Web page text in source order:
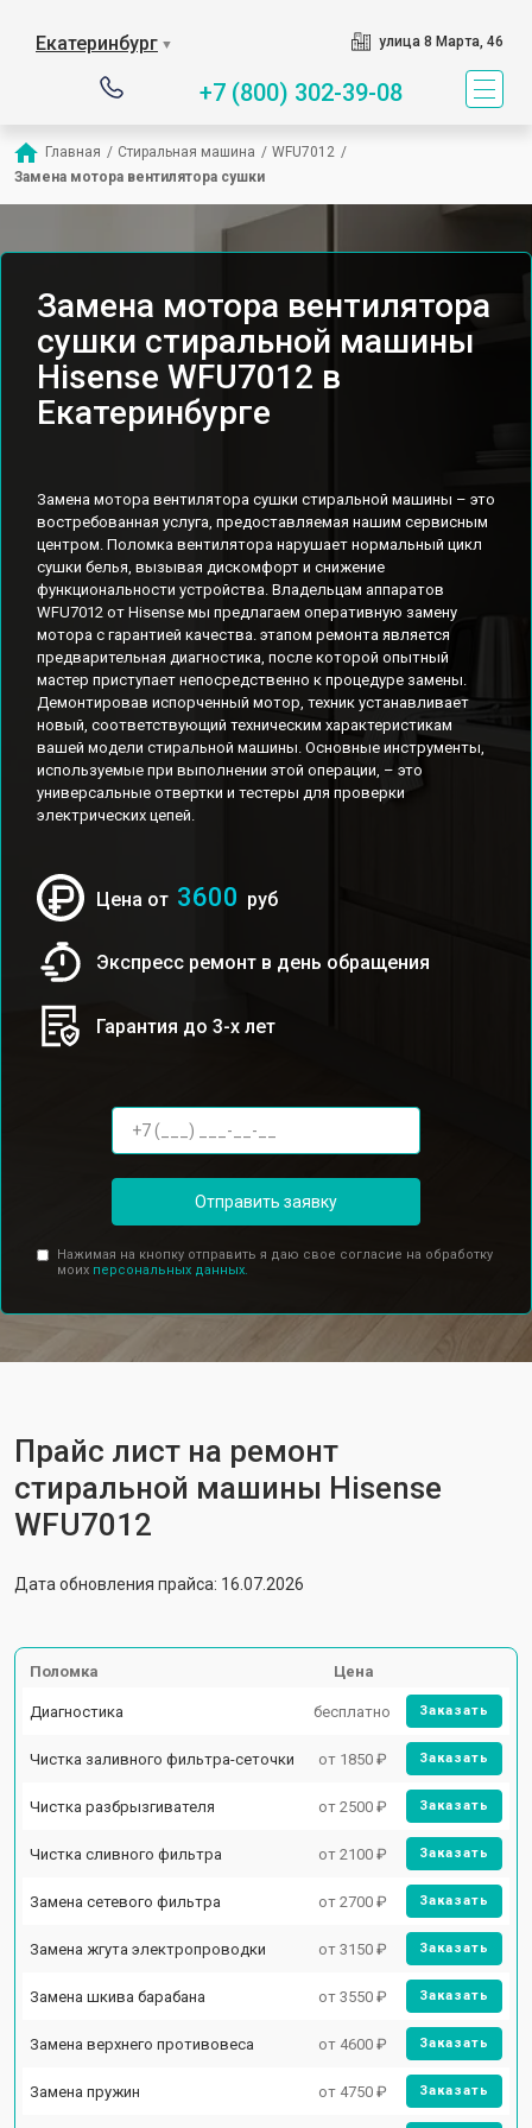
Екатеринбург ▼ улица 8 Марта, 46
+7 (800) 302-39-08
Главная / Стиральная машина / WFU7012 /
Замена мотора вентилятора сушки
Замена мотора вентилятора
сушки стиральной машины
Hisense WFU7012 в
Екатеринбурге
Замена мотора вентилятора сушки стиральной машины – это
востребованная услуга, предоставляемая нашим сервисным
центром. Поломка вентилятора нарушает нормальный цикл
сушки белья, вызывая дискомфорт и снижение
функциональности устройства. Владельцам аппаратов
WFU7012 от Hisense мы предлагаем оперативную замену
мотора с гарантией качества. этапом ремонта является
предварительная диагностика, после которой опытный
мастер приступает непосредственно к процедуре замены.
Демонтировав испорченный мотор, техник устанавливает
новый, соответствующий техническим характеристикам
вашей модели стиральной машины. Основные инструменты,
используемые при выполнении этой операции, – это
универсальные отвертки и тестеры для проверки
электрических цепей.
Цена от 3600 руб
Экспресс ремонт в день обращения
Гарантия до 3-х лет
Отправить заявку
Нажимая на кнопку отправить я даю свое согласие на обработку
моих персональных данных.
Прайс лист на ремонт
стиральной машины Hisense
WFU7012
Дата обновления прайса: 16.07.2026
Поломка Цена
Диагностика бесплатно Заказать
Чистка заливного фильтра-сеточки от 1850 ₽ Заказать
Чистка разбрызгивателя от 2500 ₽ Заказать
Чистка сливного фильтра от 2100 ₽ Заказать
Замена сетевого фильтра от 2700 ₽ Заказать
Замена жгута электропроводки от 3150 ₽ Заказать
Замена шкива барабана от 3550 ₽ Заказать
Замена верхнего противовеса от 4600 ₽ Заказать
Замена пружин от 4750 ₽ Заказать